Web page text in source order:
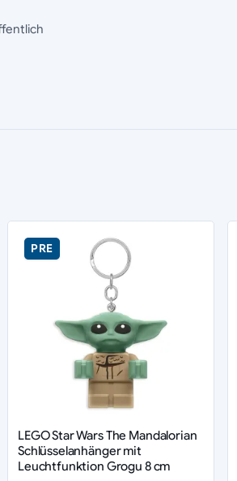
PRE
LEGO Star Wars The Mandalorian
Schlüsselanhänger mit
Leuchtfunktion Grogu 8 cm